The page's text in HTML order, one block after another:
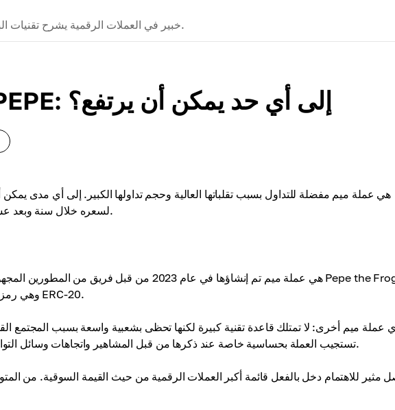
خبير في العملات الرقمية يشرح تقنيات البلوكشين بطريقة واضحة وسهلة الفهم.
توقعات سعر عملة PEPE: إلى أي حد يمكن أن يرتفع؟
لسعره خلال سنة وبعد عشرات السنين؟ سنخبركم بذلك في مقال اليوم.
وهي رمز ERC-20.
، تستجيب العملة بحساسية خاصة عند ذكرها من قبل المشاهير واتجاهات وسائل التواصل الاجتماعي.